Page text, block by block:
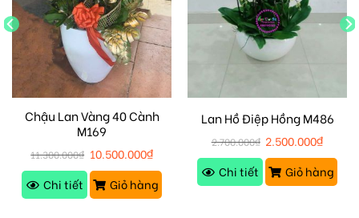
Chậu Lan Vàng 40 Cành
M169
11.300.000₫ 10.500.000₫
Chi tiết
Giỏ hàng
Lan Hồ Điệp Hồng M486
2.700.000₫ 2.500.000₫
Chi tiết
Giỏ hàng